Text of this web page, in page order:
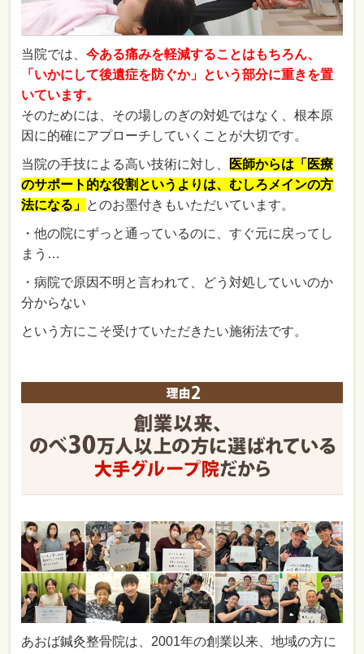
当院では、今ある痛みを軽減することはもちろん、
「いかにして後遺症を防ぐか」という部分に重きを置
いています。
そのためには、その場しのぎの対処ではなく、根本原
因に的確にアプローチしていくことが大切です。
当院の手技による高い技術に対し、
医師からは「医療
のサポート的な役割というよりは、むしろメインの方
法になる」 とのお墨付きもいただいています。
・他の院にずっと通っているのに、すぐ元に戻ってし
まう…
・病院で原因不明と言われて、どう対処していいのか
分からない
という方にこそ受けていただきたい施術法です。
あおば鍼灸整骨院は、2001年の創業以来、地域の方に